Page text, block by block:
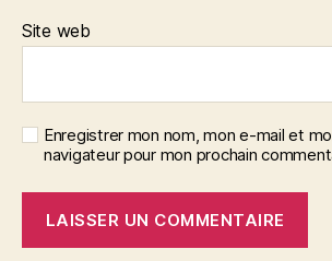
Site web
Enregistrer mon nom, mon e-mail et
navigateur pour mon prochain